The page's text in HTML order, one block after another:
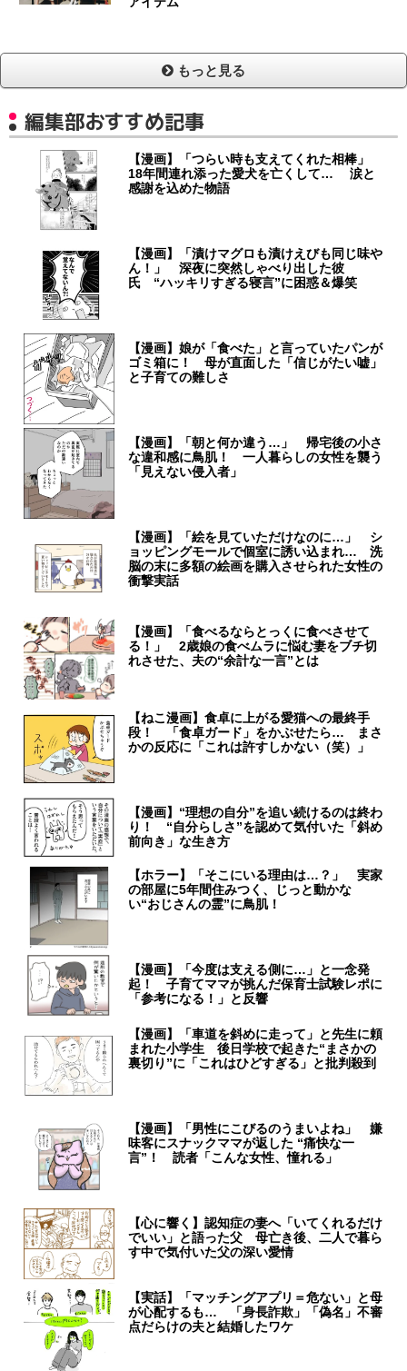
もっと見る
編集部おすすめ記事
【漫画】「つらい時も支えてくれた相棒」
18年間連れ添った愛犬を亡くして… 涙と
感謝を込めた物語
【漫画】「漬けマグロも漬けえびも同じ味や
ん！」 深夜に突然しゃべり出した彼
氏 “ハッキリすぎる寝言”に困惑＆爆笑
【漫画】娘が「食べた」と言っていたパンが
ゴミ箱に！ 母が直面した「信じがたい嘘」
と子育ての難しさ
【漫画】「朝と何か違う…」 帰宅後の小さ
な違和感に鳥肌！ 一人暮らしの女性を襲う
「見えない侵入者」
【漫画】「絵を見ていただけなのに…」 シ
ョッピングモールで個室に誘い込まれ… 洗
脳の末に多額の絵画を購入させられた女性の
衝撃実話
【漫画】「食べるならとっくに食べさせて
る！」 2歳娘の食べムラに悩む妻をブチ切
れさせた、夫の“余計な一言”とは
【ねこ漫画】食卓に上がる愛猫への最終手
段！ 「食卓ガード」をかぶせたら… まさ
かの反応に「これは許すしかない（笑）」
【漫画】“理想の自分”を追い続けるのは終わ
り！ “自分らしさ”を認めて気付いた「斜め
前向き」な生き方
【ホラー】「そこにいる理由は…？」 実家
の部屋に5年間住みつく、じっと動かな
い“おじさんの霊”に鳥肌！
【漫画】「今度は支える側に…」と一念発
起！ 子育てママが挑んだ保育士試験レポに
「参考になる！」と反響
【漫画】「車道を斜めに走って」と先生に頼
まれた小学生 後日学校で起きた“まさかの
裏切り”に「これはひどすぎる」と批判殺到
【漫画】「男性にこびるのうまいよね」 嫌
味客にスナックママが返した “痛快な一
言”！ 読者「こんな女性、憧れる」
【心に響く】認知症の妻へ「いてくれるだけ
でいい」と語った父 母亡き後、二人で暮ら
す中で気付いた父の深い愛情
【実話】「マッチングアプリ＝危ない」と母
が心配するも… 「身長詐欺」「偽名」不審
点だらけの夫と結婚したワケ